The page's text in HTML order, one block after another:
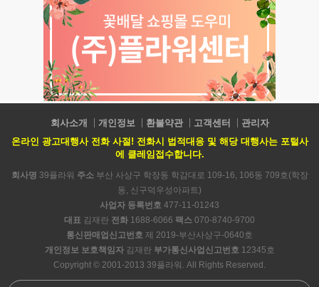
회사소개 개인정보 환불약관 고객센터
관리자
온라인 광고대행사 전화 사절! 전화시 법적대응 및 해당 대행사는 포털사
에 클레임접수합니다.
회사명 39플라워 주소부산 사상구 학장동 학감대로 109-16, 106동 709호(학장
동, 신구덕우성아파트)
사업자 등록번호 477-11-01243
대표 김재란 전화 1688-6066 팩스 070-8740-9700
통신판매업신고번호 제 2019-부산사상구-0640호
개인정보 보호책임자김재란 부가통신사업신고번호12345호
Copyright © 2001-2013 39플라워. All Rights Reserved.